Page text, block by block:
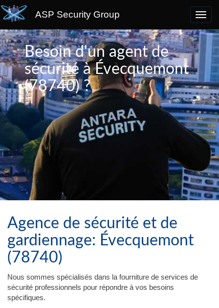
ASP Security Group
Besoin d'un agent de
sécurité à Évecquemont
(78740) ?
Agence de sécurité et de
gardiennage: Évecquemont
(78740)
Nous sommes spécialisés dans la fourniture de services de
sécurité professionnels pour répondre à vos besoins
spécifiques.